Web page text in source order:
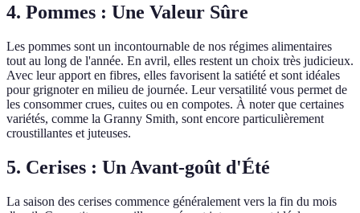
4. Pommes : Une Valeur Sûre
Les pommes sont un incontournable de nos régimes alimentaires
tout au long de l'année. En avril, elles restent un choix très judicieux.
Avec leur apport en fibres, elles favorisent la satiété et sont idéales
pour grignoter en milieu de journée. Leur versatilité vous permet de
les consommer crues, cuites ou en compotes. À noter que certaines
variétés, comme la Granny Smith, sont encore particulièrement
croustillantes et juteuses.
5. Cerises : Un Avant-goût d'Été
La saison des cerises commence généralement vers la fin du mois